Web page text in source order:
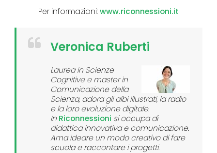
Per informazioni:www.riconnessioni.it
Veronica Ruberti
Laurea in Scienze
Cognitive e master in
Comunicazione della
Scienza, adora gli albi illustrati, la radio
e la loro evoluzione digitale.
In Riconnessioni si occupa di
didattica innovativa e comunicazione.
Ama ideare un modo creativo di fare
scuola e raccontare i progetti.